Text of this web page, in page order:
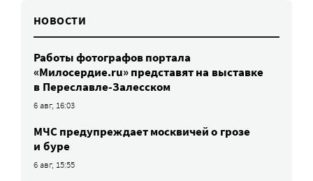
НОВОСТИ
Работы фотографов портала
«Милосердие.ru» представят на выставке
в Переславле-Залесском
6 авг, 16:03
МЧС предупреждает москвичей о грозе
и буре
6 авг, 15:55